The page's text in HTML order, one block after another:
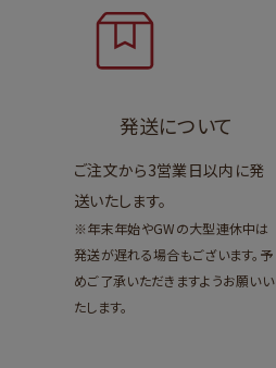
発送について
ご注文から3営業日以内に発
送いたします。
※年末年始やGWの大型連休中は
発送が遅れる場合もございます。予
めご了承いただきますようお願いい
たします。